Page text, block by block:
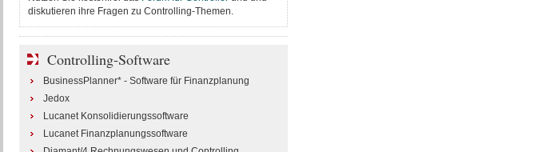
diskutieren ihre Fragen zu Controlling-Themen.
Controlling-Software
BusinessPlanner* - Software für Finanzplanung
Jedox
Lucanet Konsolidierungssoftware
Lucanet Finanzplanungssoftware